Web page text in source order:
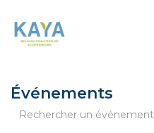
Événements